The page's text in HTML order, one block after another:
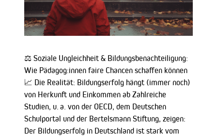
⚖️ Soziale Ungleichheit & Bildungsbenachteiligung:
Wie Pädagog:innen faire Chancen schaffen können
📈 Die Realität: Bildungserfolg hängt (immer noch)
von Herkunft und Einkommen ab Zahlreiche
Studien, u. a. von der OECD, dem Deutschen
Schulportal und der Bertelsmann Stiftung, zeigen:
Der Bildungserfolg in Deutschland ist stark vom